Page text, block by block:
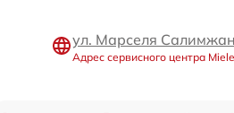
ул. Марселя
Адрес сервисного центра Miele